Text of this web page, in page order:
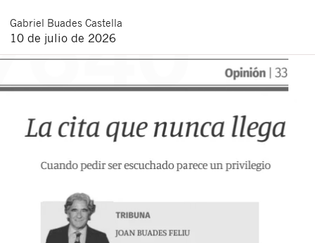
Gabriel Buades Castella
10 de julio de 2026